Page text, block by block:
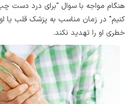
هنگام مواجه با سوال "برای درد دست
کنیم" در زمان مناسب به پزشک قلب یا
خطری او را تهدید نکند.